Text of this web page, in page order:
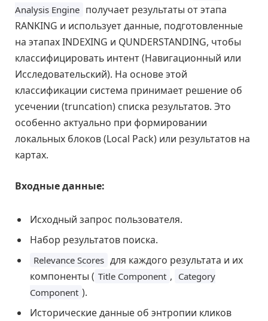
Analysis Engine получает результаты от этапа
RANKING и использует данные, подготовленные
на этапах INDEXING и QUNDERSTANDING, чтобы
классифицировать интент (Навигационный или
Исследовательский). На основе этой
классификации система принимает решение об
усечении (truncation) списка результатов. Это
особенно актуально при формировании
локальных блоков (Local Pack) или результатов на
картах.
Входные данные:
Исходный запрос пользователя.
Набор результатов поиска.
Relevance Scores для каждого результата и их
компоненты ( Title Component , Category
Component ).
Исторические данные об энтропии кликов